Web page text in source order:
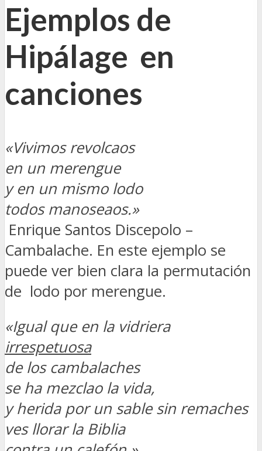
Ejemplos de
Hipálage en
canciones
«Vivimos revolcaos
en un merengue
y en un mismo lodo
todos manoseaos.»
Enrique Santos Discepolo –
Cambalache. En este ejemplo se
puede ver bien clara la permutación
de lodo por merengue.
«Igual que en la vidriera
irrespetuosa
de los cambalaches
se ha mezclao la vida,
y herida por un sable sin remaches
ves llorar la Biblia